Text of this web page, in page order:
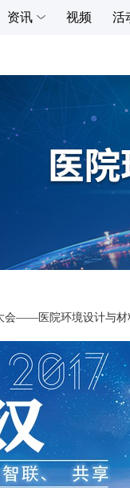
资讯 视频 活
会——医院环境设计与